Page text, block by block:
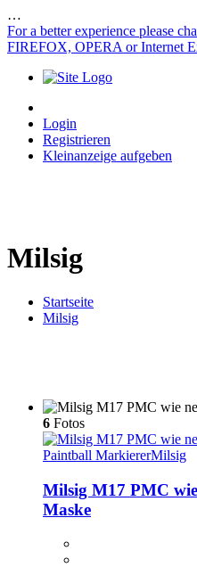
…
For a better experience please
FIREFOX, OPERA or Internet
Login
Registrieren
Kleinanzeige aufgeben
Milsig
Startseite
Milsig
6 Fotos
Paintball MarkiererMilsig
Milsig M17 PMC
Maske